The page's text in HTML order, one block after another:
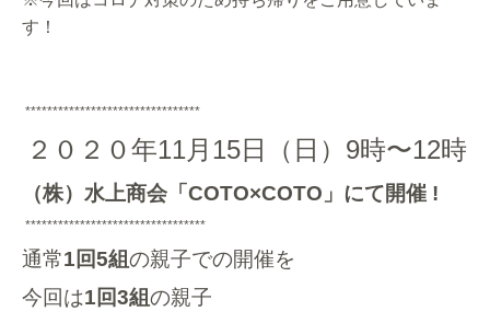
す！
********************************
２０２０年11月15日（日）9時〜12時
（株）水上商会「COTO×COTO 」にて開催 !
*********************************
通常1回5組の親子での開催を
今回は1回3組の親子